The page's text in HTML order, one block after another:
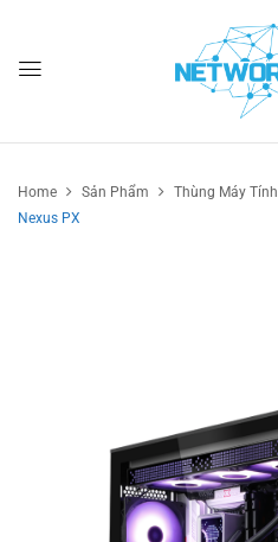
Home Sản Phẩm Thùng Máy Tính
Nexus PX